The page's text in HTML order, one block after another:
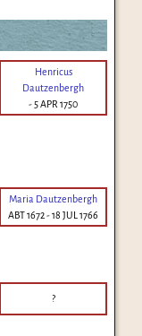
Henricus
Dautzenbergh
-5 APR 1750
Maria Dautzenbergh
ABT 1672-18 JUL 1766
?